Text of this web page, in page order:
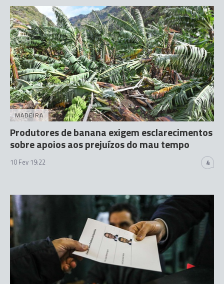
MADEIRA
Produtores de banana exigem esclarecimentos
sobre apoios aos prejuízos do mau tempo
10 Fev 19:22 4